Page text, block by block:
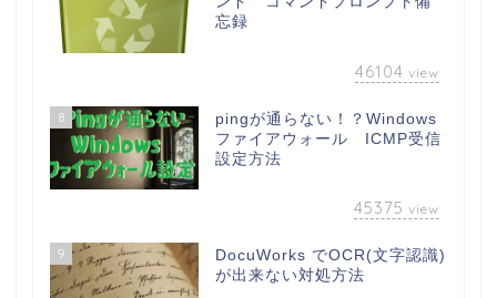
忘録
46104 view
8
pingが通らない！？Windows
ファイアウォール ICMP受信
設定方法
45375 view
9
DocuWorks でOCR(文字認識)
が出来ない対処方法